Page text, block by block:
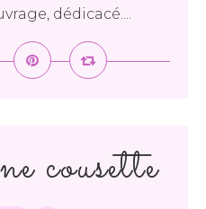
dédicacé....
cousette